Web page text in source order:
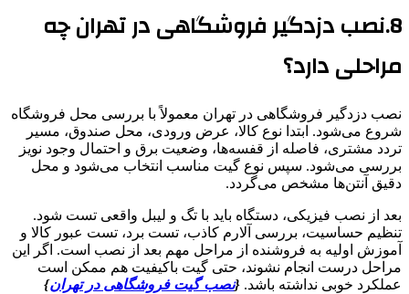
8.نصب دزدگیر فروشگاهی در تهران چه
مراحلی دارد؟
نصب دزدگیر فروشگاهی در تهران معمولاً با بررسی محل فروشگاه
شروع می‌شود. ابتدا نوع کالا، عرض ورودی، محل صندوق، مسیر
تردد مشتری، فاصله از قفسه‌ها، وضعیت برق و احتمال وجود نویز
بررسی می‌شود. سپس نوع گیت مناسب انتخاب می‌شود و محل
دقیق آنتن‌ها مشخص می‌گردد.
بعد از نصب فیزیکی، دستگاه باید با تگ و لیبل واقعی تست شود.
تنظیم حساسیت، بررسی آلارم کاذب، تست برد، تست عبور کالا و
آموزش اولیه به فروشنده از مراحل مهم بعد از نصب است. اگر این
مراحل درست انجام نشوند، حتی گیت باکیفیت هم ممکن است
عملکرد خوبی نداشته باشد. {نصب گیت فروشگاهی در تهران}